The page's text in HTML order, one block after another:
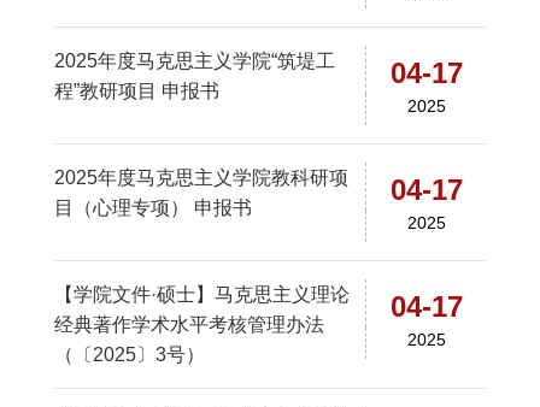
2025年度马克思主义学院“筑堤工
程”教研项目 申报书
04-17
2025
2025年度马克思主义学院教科研项
目（心理专项） 申报书
04-17
2025
【学院文件·硕士】马克思主义理论
经典著作学术水平考核管理办法
（〔2025〕3号）
04-17
2025